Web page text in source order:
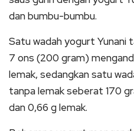
dan bumbu-bumbu.
Satu wadah yogurt Yunani
7 ons (200 gram)
lemak, sedangkan satu
tanpa lemak seberat 170
dan 0,66 g lemak.